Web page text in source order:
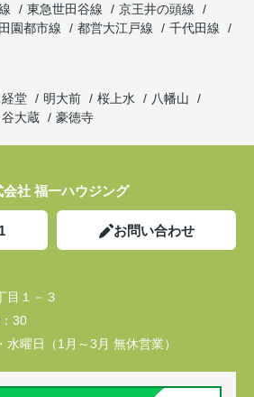
東急世田谷線
京王井の頭線
園都市線 都営大江戸線
千代田線
経堂 明大前 桜上水
八幡山
大蔵 豪徳寺
会社 福一ハウジング
お問い合わせ
目１－３
30
水曜日（1月～3月 無休営業）